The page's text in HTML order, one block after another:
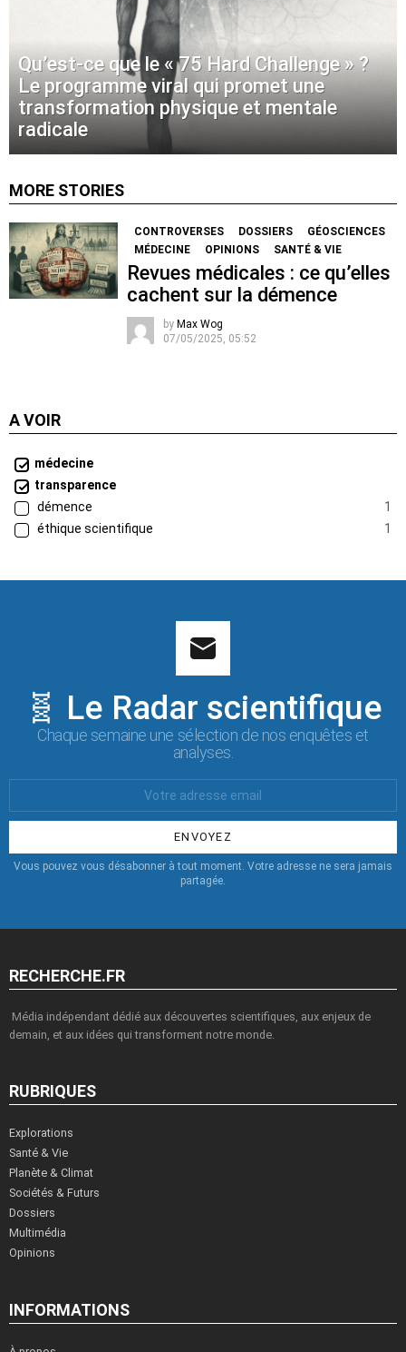
Qu’est-ce que le « 75 Hard Challenge » ?
Le programme viral qui promet une
transformation physique et mentale
radicale
MORE STORIES
CONTROVERSES DOSSIERS
GÉOSCIENCES
MÉDECINE
OPINIONS SANTÉ & VIE
Revues médicales : ce qu’elles
cachent sur la démence
by Max Wog
07/05/2025, 05:52
A VOIR
médecine
transparence
démence
1
éthique scientifique
1
🧬 Le Radar scientifique
Chaque semaine une sélection de nos enquêtes et
analyses.
:
Vous pouvez vous désabonner à tout moment. Votre adresse ne sera jamais
partagée.
RECHERCHE.FR
Média indépendant dédié aux découvertes scientifiques, aux enjeux de
demain, et aux idées qui transforment notre monde.
RUBRIQUES
Explorations
Santé & Vie
Planète & Climat
Sociétés & Futurs
Dossiers
Multimédia
Opinions
INFORMATIONS